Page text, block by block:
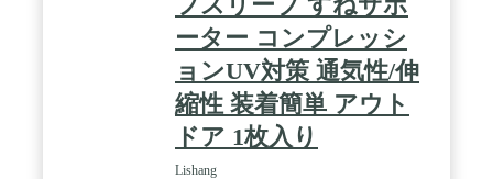
ーター コンプレッシ
ョンUV対策 通気性/伸
縮性 装着簡単 アウト
ドア 1枚入り
Lishang